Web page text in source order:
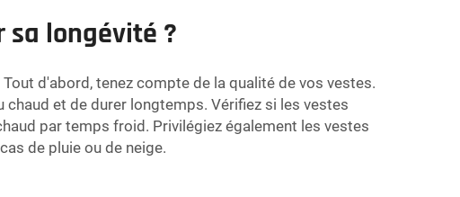
longévité ?
d'abord, tenez compte de la qualité de vos vestes.
et de durer longtemps. Vérifiez si les vestes
par temps froid. Privilégiez également les vestes
de pluie ou de neige.